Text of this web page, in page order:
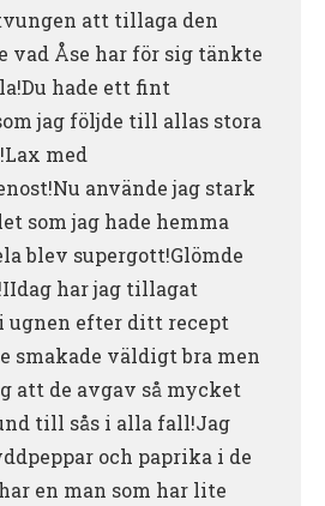
att tillaga den
vad Åse har för sig tänkte
hade ett fint
jag följde till allas stora
med
använde jag stark
som jag hade hemma
blev supergott!Glömde
har jag tillagat
ugnen efter ditt recept
smakade väldigt bra men
att de avgav så mycket
till sås i alla fall!Jag
och paprika i de
en man som har lite